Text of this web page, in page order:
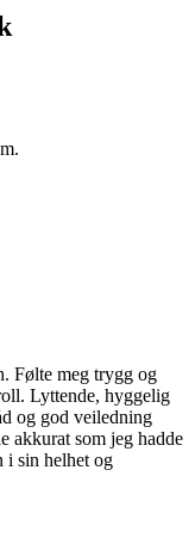
Følte meg trygg og
Lyttende, hyggelig
og god veiledning
akkurat som jeg hadde
i sin helhet og